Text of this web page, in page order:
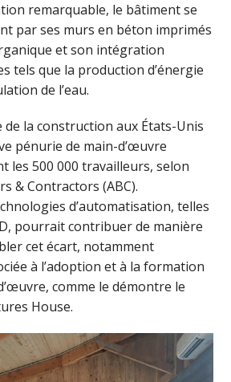
remarquable, le bâtiment se
par ses murs en béton imprimés
et son intégration
tels que la production d’énergie
de l’eau.
de la construction aux États-Unis
pénurie de main-d’œuvre
les 500 000 travailleurs, selon
& Contractors (ABC).
d’automatisation, telles
pourrait contribuer de manière
cet écart, notamment
à l’adoption et à la formation
comme le démontre le
House.